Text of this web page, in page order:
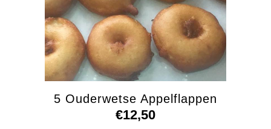
5 Ouderwetse Appelflappen
€12,50